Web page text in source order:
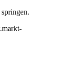
springen.